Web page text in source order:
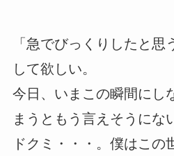
「急でびっくりしたと
して欲しい。
今日、いまこの瞬間にし
まうともう言えそうにな
ドクミ・・・。僕はこの